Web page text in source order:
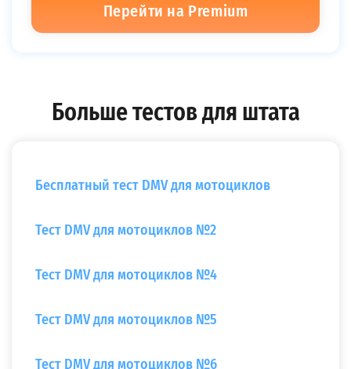
Перейти на Premium
Больше тестов для штата
Бесплатный тест DMV для мотоциклов
Тест DMV для мотоциклов №2
Тест DMV для мотоциклов №4
Тест DMV для мотоциклов №5
Тест DMV для мотоциклов №6